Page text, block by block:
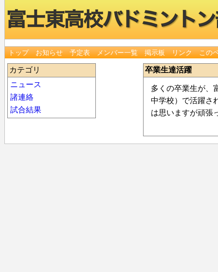
トップ お知らせ 予定表 メンバー一覧 掲示板 リンク この
カテゴリ
ニュース
諸連絡
試合結果
卒業生達活躍
多くの卒業生が、
中学校）で活躍さ
は思いますが頑張